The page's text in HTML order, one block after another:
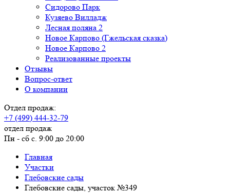
Сидорово Парк
Кузяево Вилладж
Лесная поляна 2
Новое Карпово (Гжельская сказка)
Новое Карпово 2
Реализованные проекты
Отзывы
Вопрос-ответ
О компании
Отдел продаж:
+7 (499) 444-32-79
отдел продаж
Пн - сб с. 9:00 до 20:00
Главная
Участки
Глебовские сады
Глебовские сады, участок №349